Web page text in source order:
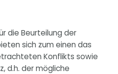
die Beurteilung der
sich zum einen das
Konflikts sowie
d.h. der mögliche